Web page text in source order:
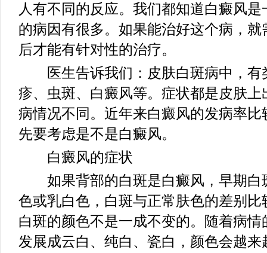
人有不同的反应。我们都知道白癜风
的病因有很多。如果能治好这个病，
后才能有针对性的治疗。
医生告诉我们：皮肤白斑病中，有
疹、虫斑、白癜风等。症状都是皮肤
病情况不同。近年来白癜风的发病率
先要考虑是不是白癜风。
白癜风的症状
如果背部的白斑是白癜风，早期白
色或乳白色，白斑与正常肤色的差别
白斑的颜色不是一成不变的。随着病
发展成云白、纯白、瓷白，颜色会越